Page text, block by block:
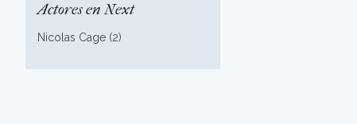
Actores en Next
Nicolas Cage (2)